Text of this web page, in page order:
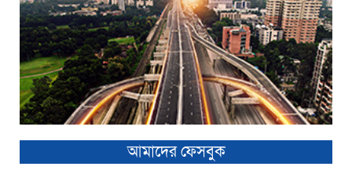
আমাদের ফেসবুক